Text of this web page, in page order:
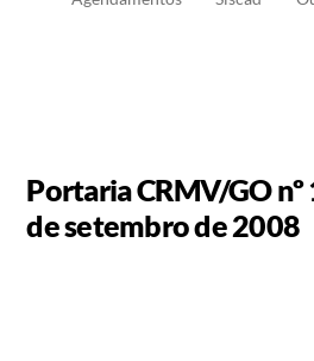
Portaria CRMV/GO
de setembro de 2008